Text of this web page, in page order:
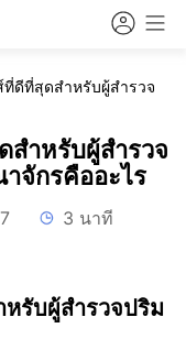
ที่ดีที่สุดสำหรับผู้สำรวจ
สำหรับผู้สำรวจ
จักรคืออะไร
3 นาที
รับผู้สำรวจปริม